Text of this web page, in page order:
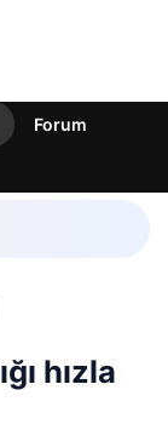
Forum
hızla